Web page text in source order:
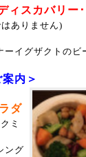
スカバリー･
ありません)
ーイグザクトのビ
内＞
ダ
ミ
ング